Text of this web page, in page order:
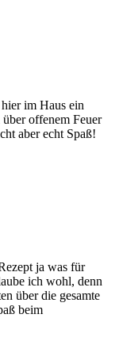
im Haus ein
offenem Feuer
aber echt Spaß!
ja was für
ich wohl, denn
über die gesamte
beim